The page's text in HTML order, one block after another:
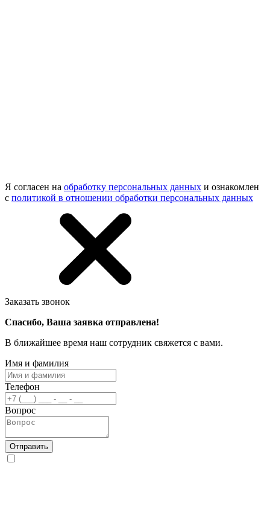
Я согласен на обработку персональных данных и ознакомлен
с политикой в отношении обработки персональных данных
Заказать звонок
Спасибо, Ваша заявка отправлена!
В ближайшее время наш сотрудник свяжется с вами.
Имя и фамилия
Телефон
Вопрос
Отправить